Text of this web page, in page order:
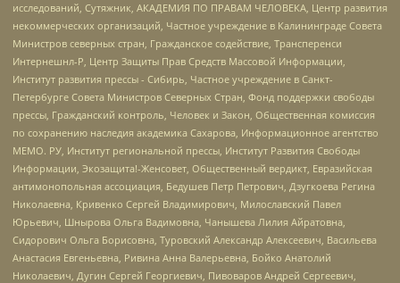
исследований, Сутяжник, АКАДЕМИЯ ПО ПРАВАМ ЧЕЛОВЕКА, Центр развития
некоммерческих организаций, Частное учреждение в Калининграде Совета
Министров северных стран, Гражданское содействие, Трансперенси
Интернешнл-Р, Центр Защиты Прав Средств Массовой Информации,
Институт развития прессы - Сибирь, Частное учреждение в Санкт-
Петербурге Совета Министров Северных Стран, Фонд поддержки свободы
прессы, Гражданский контроль, Человек и Закон, Общественная комиссия
по сохранению наследия академика Сахарова, Информационное агентство
МЕМО. РУ, Институт региональной прессы, Институт Развития Свободы
Информации, Экозащита!-Женсовет, Общественный вердикт, Евразийская
антимонопольная ассоциация, Бедушев Петр Петрович, Дзугкоева Регина
Николаевна, Кривенко Сергей Владимирович, Милославский Павел
Юрьевич, Шнырова Ольга Вадимовна, Чанышева Лилия Айратовна,
Сидорович Ольга Борисовна, Туровский Александр Алексеевич, Васильева
Анастасия Евгеньевна, Ривина Анна Валерьевна, Бойко Анатолий
Николаевич, Дугин Сергей Георгиевич, Пивоваров Андрей Сергеевич,